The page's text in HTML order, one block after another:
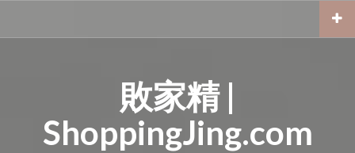
敗家精 |
ShoppingJing.com